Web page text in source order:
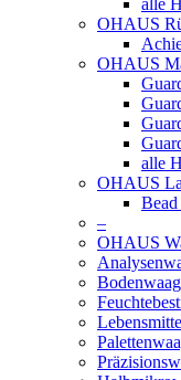
alle
OHAUS
OHAUS
alle
OHAUS
–
OHAUS